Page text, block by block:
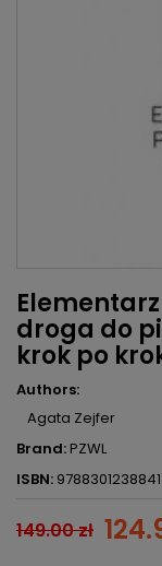
droga do
krok po
Authors:
Agata Zejfer
Brand:PZWL
ISBN: 9788301238841
149.00 zł